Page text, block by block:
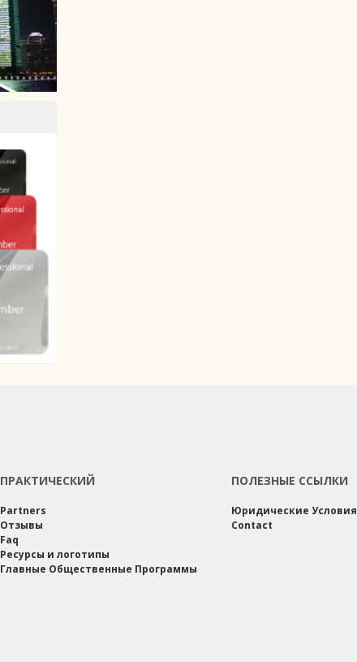
ПРАКТИЧЕСКИЙ
Partners
Отзывы
Faq
Ресурсы и логотипы
Главные Общественные Программы
ПОЛЕЗНЫЕ ССЫЛКИ
Юридические Условия
Contact